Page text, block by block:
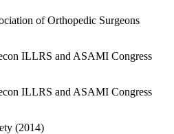
of Orthopedic Surgeons
ILLRS and ASAMI Congress
ILLRS and ASAMI Congress
(2014)